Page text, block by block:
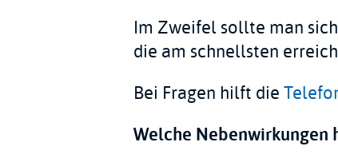
Im Zweifel sollte man
die am schnellsten
Bei Fragen hilft die
Welche Nebenwirkungen